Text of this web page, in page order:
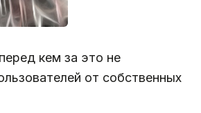
кем за это не
от собственных